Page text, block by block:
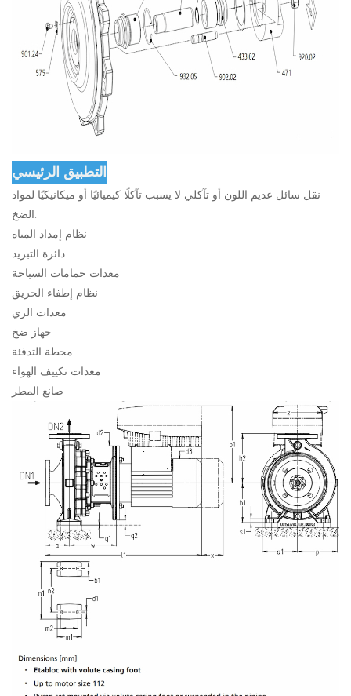
التطبيق الرئيسي
نقل سائل عديم اللون أو تآكلي لا يسبب تآكلًا كيميائيًا أو ميكانيكيًا لمواد
الضخ.
نظام إمداد المياه
دائرة التبريد
معدات حمامات السباحة
نظام إطفاء الحريق
معدات الري
جهاز ضخ
محطة التدفئة
معدات تكييف الهواء
صانع المطر